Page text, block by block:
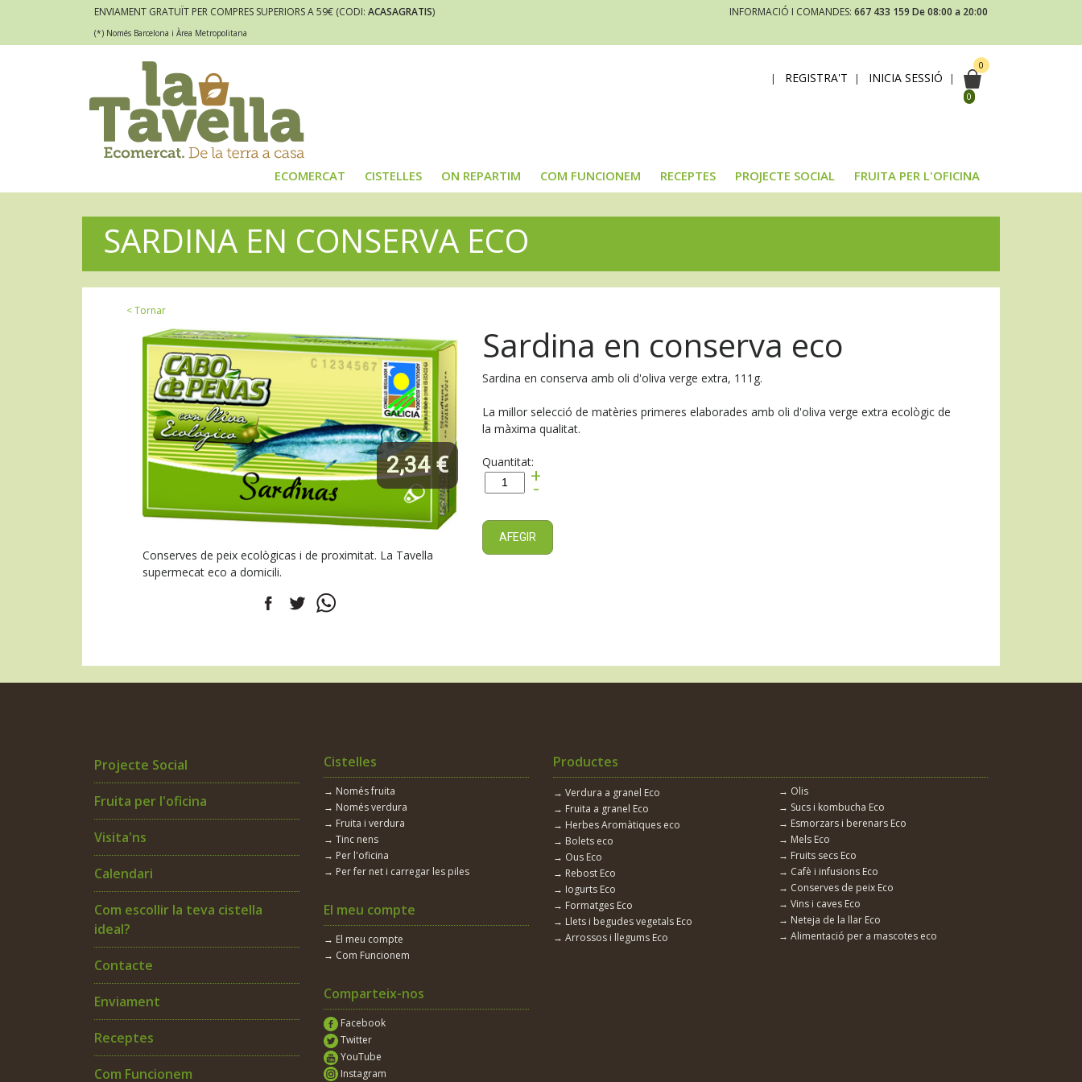
ENVIAMENT GRATUÏT PER COMPRES SUPERIORS A 59€ (CODI: ACASAGRATIS)
(*) Només Barcelona i Àrea Metropolitana
INFORMACIÓ I COMANDES: 667 433 159 De 08:00 a 20:00
| REGISTRA'T | INICIA SESSIÓ |
0
0
ECOMERCAT CISTELLES ON REPARTIM COM FUNCIONEM RECEPTES PROJECTE SOCIAL FRUITA PER L'OFICINA
SARDINA EN CONSERVA ECO
< Tornar
2,34 €
Conserves de peix ecològicas i de proximitat. La Tavella
supermecat eco a domicili.
Sardina en conserva eco
Sardina en conserva amb oli d'oliva verge extra, 111g.
La millor selecció de matèries primeres elaborades amb oli d'oliva verge extra ecològic de
la màxima qualitat.
Quantitat:
+
-
AFEGIR
Projecte Social
Fruita per l'oficina
Visita'ns
Calendari
Com escollir la teva cistella
ideal?
Contacte
Enviament
Receptes
Com Funcionem
Cistelles
→ Només fruita
→ Només verdura
→ Fruita i verdura
→ Tinc nens
→ Per l'oficina
→ Per fer net i carregar les piles
El meu compte
→ El meu compte
→ Com Funcionem
Comparteix-nos
Facebook
Twitter
YouTube
Instagram
Productes
→ Verdura a granel Eco
→ Fruita a granel Eco
→ Herbes Aromàtiques eco
→ Bolets eco
→ Ous Eco
→ Rebost Eco
→ Iogurts Eco
→ Formatges Eco
→ Llets i begudes vegetals Eco
→ Arrossos i llegums Eco
→ Olis
→ Sucs i kombucha Eco
→ Esmorzars i berenars Eco
→ Mels Eco
→ Fruits secs Eco
→ Cafè i infusions Eco
→ Conserves de peix Eco
→ Vins i caves Eco
→ Neteja de la llar Eco
→ Alimentació per a mascotes eco